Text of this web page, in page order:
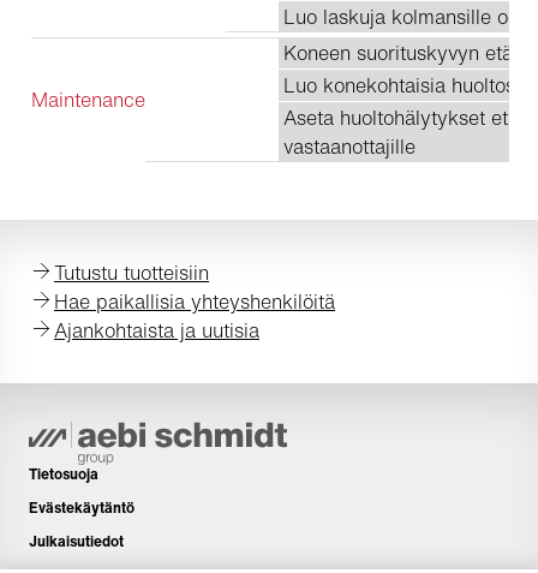
Luo laskuja kolmansille
Maintenance
Koneen suorituskyvyn
Luo konekohtaisia
Aseta huoltohälytykset
vastaanottajille
Tutustu tuotteisiin
Hae paikallisia yhteyshenkilöitä
Ajankohtaista ja uutisia
Tietosuoja
Evästekäytäntö
Julkaisutiedot